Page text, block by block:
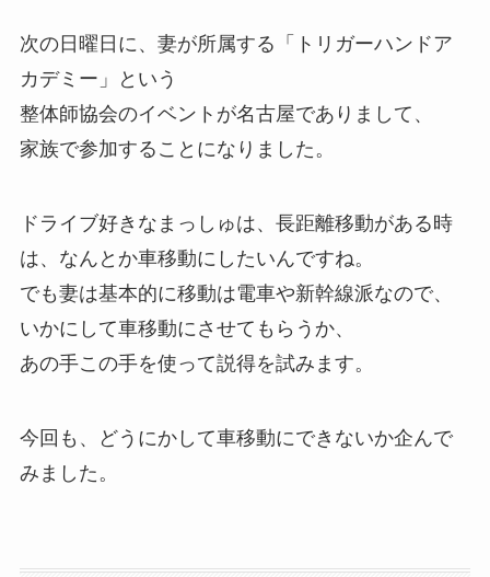
次の日曜日に、妻が所属する「トリガーハンドア
カデミー」という
整体師協会のイベントが名古屋でありまして、
家族で参加することになりました。
ドライブ好きなまっしゅは、長距離移動がある時
は、なんとか車移動にしたいんですね。
でも妻は基本的に移動は電車や新幹線派なので、
いかにして車移動にさせてもらうか、
あの手この手を使って説得を試みます。
今回も、どうにかして車移動にできないか企んで
みました。